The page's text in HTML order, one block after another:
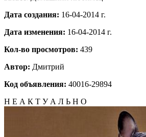
Дата создания: 16-04-2014 г.
Дата изменения: 16-04-2014 г.
Кол-во просмотров: 439
Автор: Дмитрий
Код объявления: 40016-29894
Н Е А К Т У А Л Ь Н О